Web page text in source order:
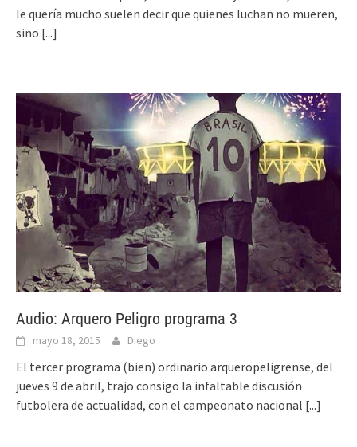
le quería mucho suelen decir que quienes luchan no mueren,
sino [...]
Audio: Arquero Peligro programa 3
mayo 18, 2015 Diego
El tercer programa (bien) ordinario arqueropeligrense, del
jueves 9 de abril, trajo consigo la infaltable discusión
futbolera de actualidad, con el campeonato nacional [...]